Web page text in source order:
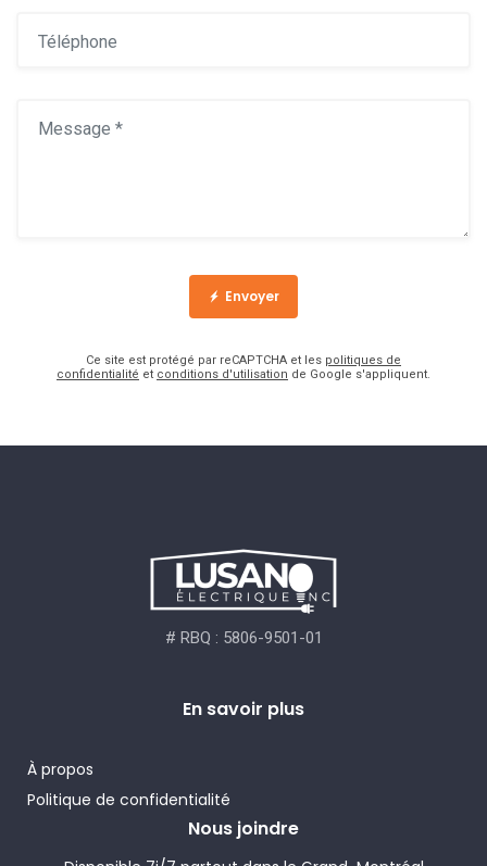
Envoyer
Ce site est protégé par reCAPTCHA et les politiques de
confidentialité et conditions d'utilisation de Google s'appliquent.
# RBQ : 5806-9501-01
En savoir plus
À propos
Politique de confidentialité
Nous joindre